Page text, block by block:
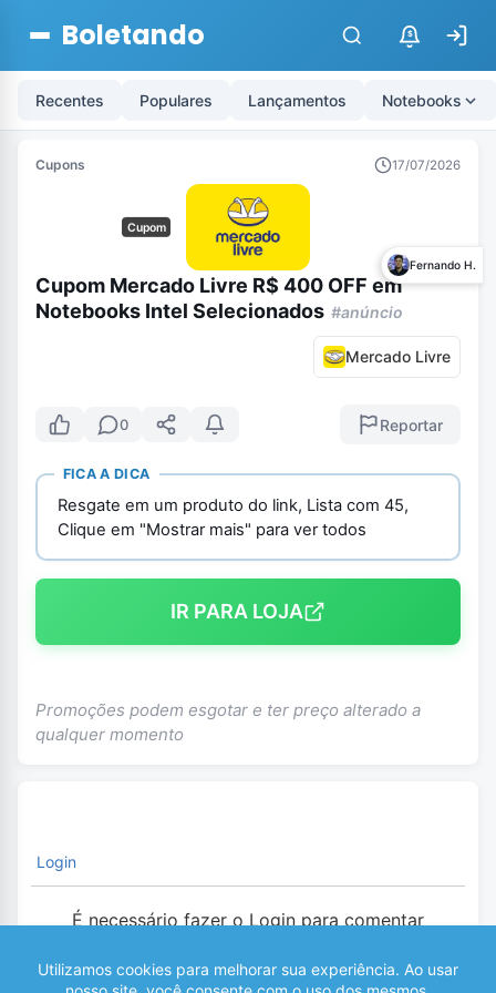
Boletando $
Recentes Populares Lançamentos Notebooks
Cupons 17/07/2026
Cupom
Fernando H.
Cupom Mercado Livre R$ 400 OFF em
Notebooks Intel Selecionados #anúncio
Mercado Livre
0 Reportar
FICA A DICA
Resgate em um produto do link, Lista com 45,
Clique em "Mostrar mais" para ver todos
IR PARA LOJA
Promoções podem esgotar e ter preço alterado a
qualquer momento
Login
É necessário fazer o Login para comentar
0 COMENTÁRIOS